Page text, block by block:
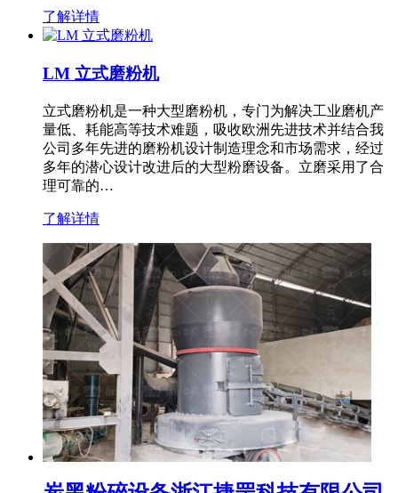
了解详情
LM 立式磨粉机
立式磨粉机是一种大型磨粉机，专门为解决工业磨机产
量低、耗能高等技术难题，吸收欧洲先进技术并结合我
公司多年先进的磨粉机设计制造理念和市场需求，经过
多年的潜心设计改进后的大型粉磨设备。立磨采用了合
理可靠的…
了解详情